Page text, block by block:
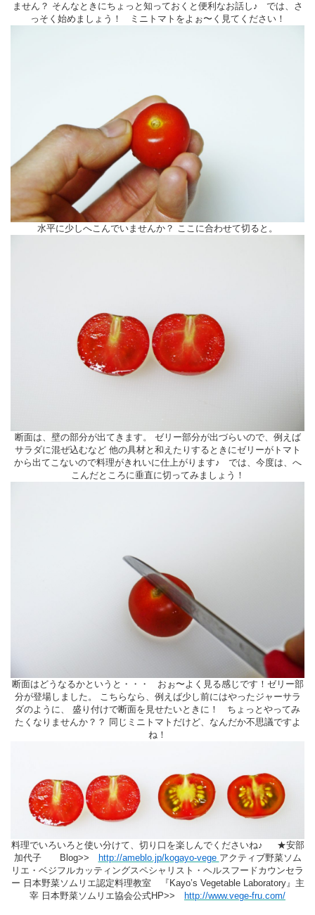
ません？ そんなときにちょっと知っておくと便利なお話し♪ では、さ
っそく始めましょう！ ミニトマトをよぉ〜く見てください！
水平に少しへこんでいませんか？ ここに合わせて切ると。
断面は、壁の部分が出てきます。 ゼリー部分が出づらいので、例えば
サラダに混ぜ込むなど 他の具材と和えたりするときにゼリーがトマト
から出てこないので料理がきれいに仕上がります♪ では、今度は、へ
こんだところに垂直に切ってみましょう！
断面はどうなるかというと・・・ おぉ〜よく見る感じです！ゼリー部
分が登場しました。 こちらなら、例えば少し前にはやったジャーサラ
ダのように、 盛り付けで断面を見せたいときに！
ちょっとやってみ
たくなりませんか？？ 同じミニトマトだけど、なんだか不思議ですよ
ね！
料理でいろいろと使い分けて、切り口を楽しんでくださいね♪ ★安部
加代子 Blog>>
http://ameblo.jp/kogayo-vege アクティブ野菜ソム
リエ・ベジフルカッティングスペシャリスト・ヘルスフードカウンセラ
ー 日本野菜ソムリエ認定料理教室 『Kayo’s Vegetable Laboratory』主
宰 日本野菜ソムリエ協会公式HP>>
http://www.vege-fru.com/